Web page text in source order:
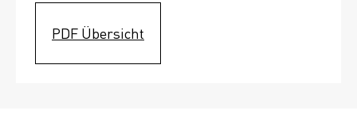
PDF Übersicht